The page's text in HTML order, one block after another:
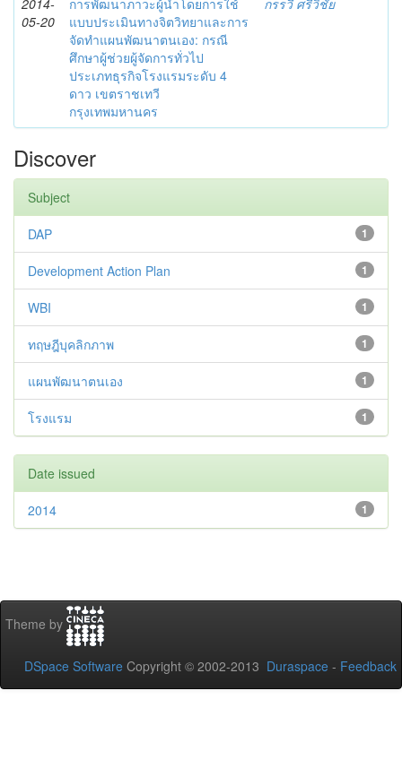
2014-
05-20
การพัฒนาภาวะผู้นำโดยการใช้
แบบประเมินทางจิตวิทยาและการ
จัดทำแผนพัฒนาตนเอง: กรณี
ศึกษาผู้ช่วยผู้จัดการทั่วไป
ประเภทธุรกิจโรงแรมระดับ 4
ดาว เขตราชเทวี
กรุงเทพมหานคร
กรรวี ศรีวิชัย
Discover
Subject
1
DAP
1
Development Action Plan
1
WBI
1
ทฤษฎีบุคลิกภาพ
1
แผนพัฒนาตนเอง
1
โรงแรม
Date issued
1
2014
Theme by
DSpace Software Copyright © 2002-2013 Duraspace - Feedback